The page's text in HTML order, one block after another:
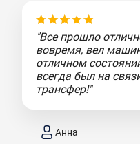
"Все прошло
вовремя, вел
отличном
всегда был на
трансфер!"
Анна